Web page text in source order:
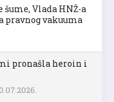
šume, Vlada HNŽ-a
pravnog vakuuma
pronašla heroin i